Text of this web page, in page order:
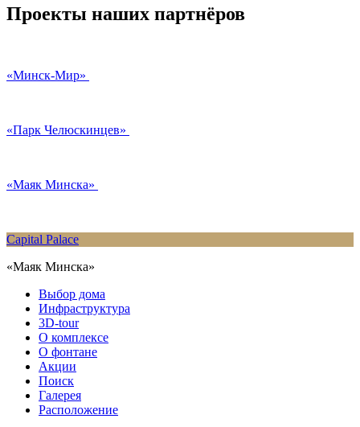
Проекты наших партнёров
«Минск-Мир»
«Парк Челюскинцев»
«Маяк Минска»
Capital Palace
«Маяк Минска»
Выбор дома
Инфраструктура
3D-tour
О комплексе
О фонтане
Акции
Поиск
Галерея
Расположение